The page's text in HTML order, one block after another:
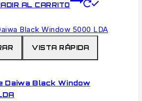
AL CARRITO
VISTA RÁPIDA
Daiwa Black Window